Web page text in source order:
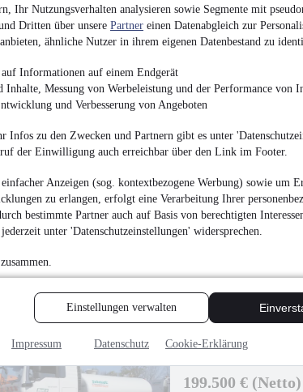
Ihr Nutzungsverhalten analysieren sowie Segmente mit
Dritten über unsere Partner einen Datenabgleich zur
ähnliche Nutzer in ihrem eigenen Datenbestand zu
Informationen auf einem Endgerät
Inhalte, Messung von Werbeleistung und der Performance von
und Verbesserung von Angeboten
Infos zu den Zwecken und Partnern gibt es unter
der Einwilligung auch erreichbar über den Link im Footer.
Anzeigen (sog. kontextbezogene Werbung) sowie um
zu erlangen, erfolgt eine Verarbeitung Ihrer
bestimmte Partner auch auf Basis von berechtigten
unter 'Datenschutzeinstellungen' widersprechen.
Einstellungen verwalten
Impressum Datenschutz Cookie-Erklärung
Miete möglich
124.900 € (Netto)
148.631 € (Brutto)
Saug- und
•294 kW (400 PS)•
MAN TGA 28.320
199.500 € (Netto)